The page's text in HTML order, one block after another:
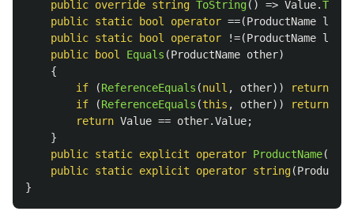
public override string ToString() => Value.
public static bool operator ==(ProductName left
public static bool operator !=(ProductName left
public
bool Equals (ProductName other)
{
if
(ReferenceEquals (null , other)) return
if
(ReferenceEquals (this , other)) return
return Value == other.Value;
}
public static explicit operator ProductName(
public static explicit operator string(
}